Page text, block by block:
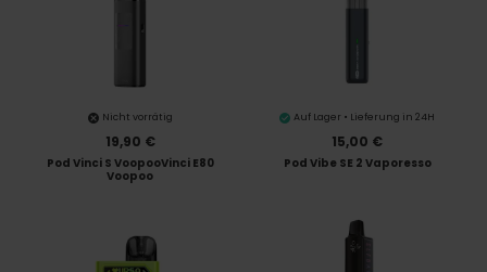
Nicht vorrätig
19,90 €
Pod Vinci S VoopooVinci E80
Voopoo
Auf Lager • Lieferung in 24H
15,00 €
Pod Vibe SE 2 Vaporesso